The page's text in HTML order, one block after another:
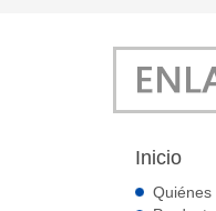
Inicio
Quiénes